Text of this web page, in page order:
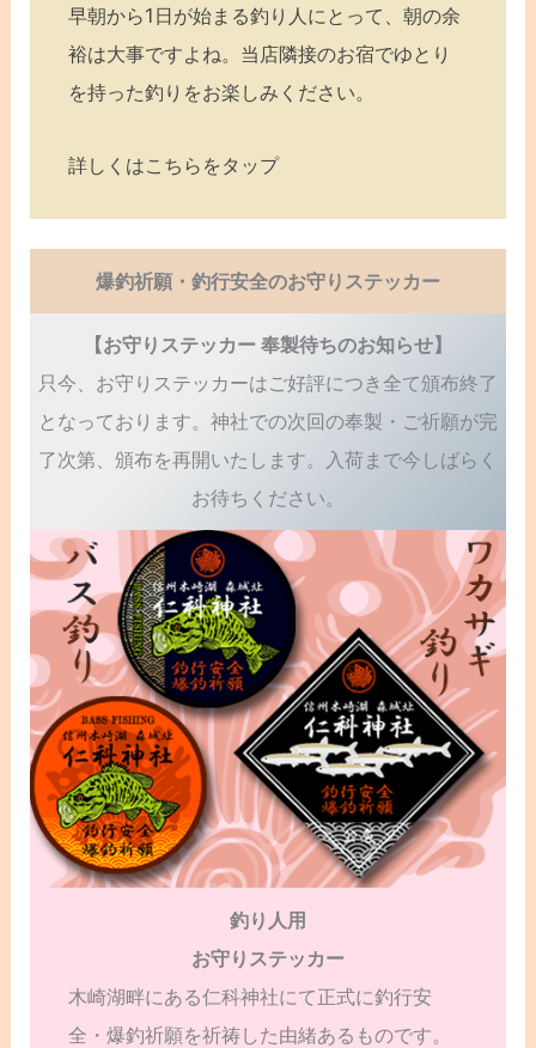
早朝から1日が始まる釣り人にとって、朝の余
裕は大事ですよね。当店隣接のお宿でゆとり
を持った釣りをお楽しみください。
詳しくはこちらをタップ
爆釣祈願・釣行安全のお守りステッカー
【お守りステッカー 奉製待ちのお知らせ】
只今、お守りステッカーはご好評につき全て頒布終了
となっております。神社での次回の奉製・ご祈願が完
了次第、頒布を再開いたします。入荷まで今しばらく
お待ちください。
釣り人用
お守りステッカー
木崎湖畔にある仁科神社にて正式に釣行安
全・爆釣祈願を祈祷した由緒あるものです。